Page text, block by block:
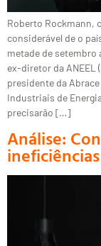
Roberto Rockmann,
considerável de o
metade de setembro
ex-diretor da ANEEL
presidente da
Industriais de
precisarão […]
Análise: